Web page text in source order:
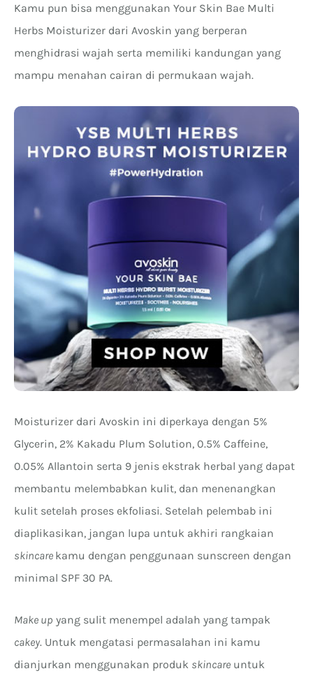
Kamu pun bisa menggunakan Your Skin Bae Multi
Herbs Moisturizer dari Avoskin yang berperan
menghidrasi wajah serta memiliki kandungan yang
mampu menahan cairan di permukaan wajah.
Moisturizer dari Avoskin ini diperkaya dengan 5%
Glycerin, 2% Kakadu Plum Solution, 0.5% Caffeine,
0.05% Allantoin serta 9 jenis ekstrak herbal yang dapat
membantu melembabkan kulit, dan menenangkan
kulit setelah proses ekfoliasi. Setelah pelembab ini
diaplikasikan, jangan lupa untuk akhiri rangkaian
skincare kamu dengan penggunaan sunscreen dengan
minimal SPF 30 PA.
Make up yang sulit menempel adalah yang tampak
cakey. Untuk mengatasi permasalahan ini kamu
dianjurkan menggunakan produk skincare untuk